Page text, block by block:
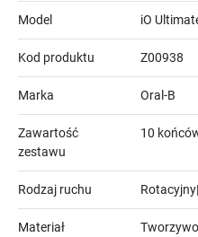
Model iO
Kod produktu Z00938
Marka Oral-B
Zawartość
zestawu
10
Rodzaj ruchu
Materiał